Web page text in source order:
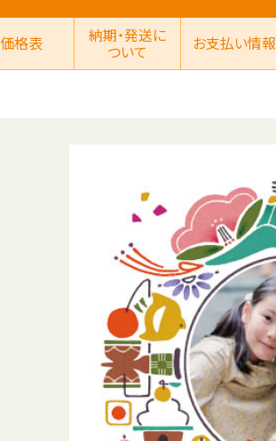
価格表 納期・発送に
ついて お支払い情報